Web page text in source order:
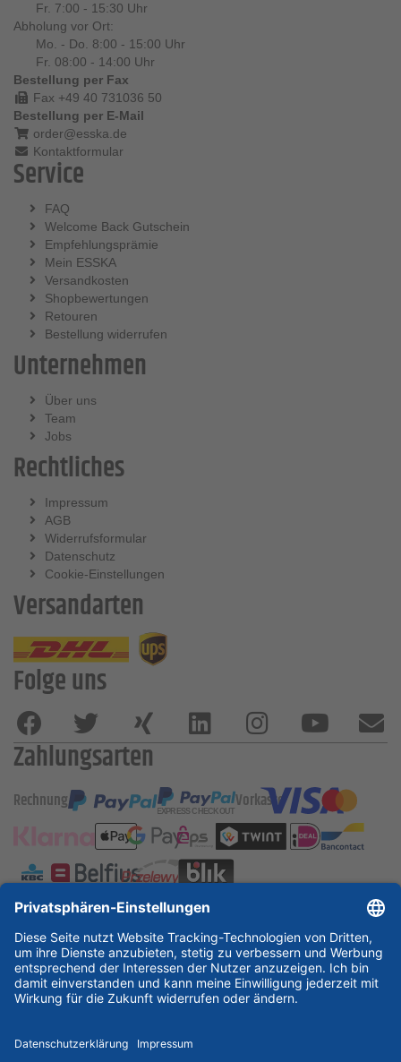
Fr. 7:00 - 15:30 Uhr
Abholung vor Ort:
Mo. - Do. 8:00 - 15:00 Uhr
Fr. 08:00 - 14:00 Uhr
Bestellung per Fax
Fax +49 40 731036 50
Bestellung per E-Mail
order@esska.de
Kontaktformular
Service
FAQ
Welcome Back Gutschein
Empfehlungsprämie
Mein ESSKA
Versandkosten
Shopbewertungen
Retouren
Bestellung widerrufen
Unternehmen
Über uns
Team
Jobs
Rechtliches
Impressum
AGB
Widerrufsformular
Datenschutz
Cookie-Einstellungen
Versandarten
Folge uns
Zahlungsarten
Rechnung Vorkasse
ESSKA International
new
new new